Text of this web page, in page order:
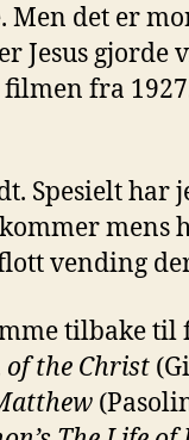
det er
Jesus gjorde
fra
Spesielt har
kommer mens
vending
tilbake
of the Christ